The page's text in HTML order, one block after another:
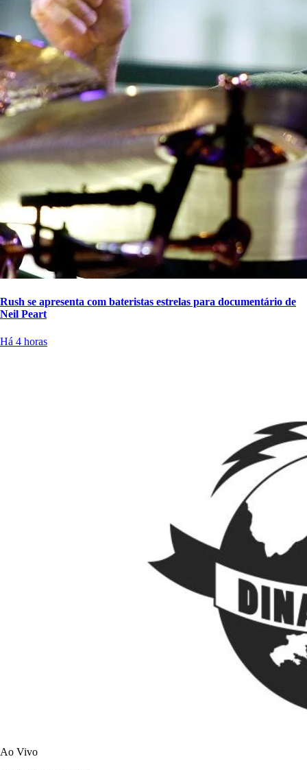
Rush se apresenta com bateristas estrelas para documentário de
Neil Peart
Há 4 horas
Ao Vivo